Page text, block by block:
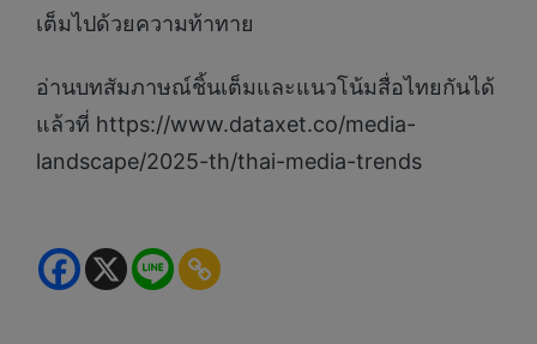
เต็มไปด้วยความท้าทาย
อ่านบทสัมภาษณ์ชิ้นเต็มและแนวโน้มสื่อไทยกันได้
แล้วที่ https://www.dataxet.co/media-
landscape/2025-th/thai-media-trends